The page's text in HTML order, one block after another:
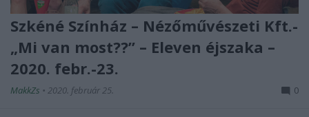
Szkéné Színház – Nézőművészeti Kft.-
„Mi van most??” – Eleven éjszaka –
2020. febr.-23.
MakkZs • 2020. február 25. 0